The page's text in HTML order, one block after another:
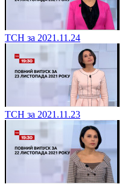
ТСН за 2021.11.24
ТСН за 2021.11.23